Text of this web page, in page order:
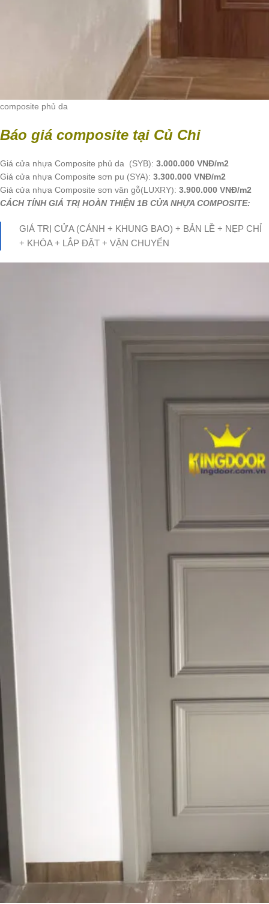
composite phủ da
Báo giá composite tại Củ Chi
Giá cửa nhựa Composite phủ da (SYB): 3.000.000 VNĐ/m2
Giá cửa nhựa Composite sơn pu (SYA): 3.300.000 VNĐ/m2
Giá cửa nhựa Composite sơn vân gỗ(LUXRY): 3.900.000 VNĐ/m2
CÁCH TÍNH GIÁ TRỊ HOÀN THIỆN 1B CỬA NHỰA COMPOSITE:
GIÁ TRỊ CỬA (CÁNH + KHUNG BAO) + BẢN LỀ + NẸP CHỈ
+ KHÓA + LẮP ĐẶT + VẬN CHUYỂN